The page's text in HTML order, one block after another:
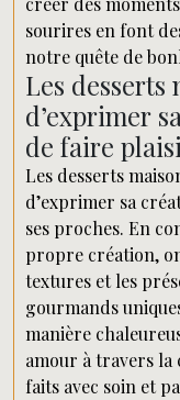
sourires en font
notre quête de
Les desserts
d’exprimer
de faire
Les desserts
d’exprimer sa
ses proches. En
propre création,
textures et les
gourmands
manière
amour à travers la
faits avec soin et